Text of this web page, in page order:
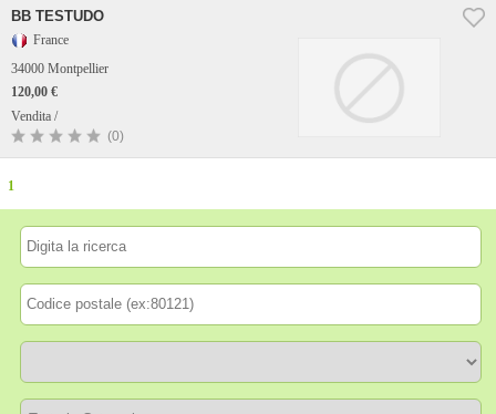
BB TESTUDO
France
34000 Montpellier
120,00 €
Vendita /
(0)
1